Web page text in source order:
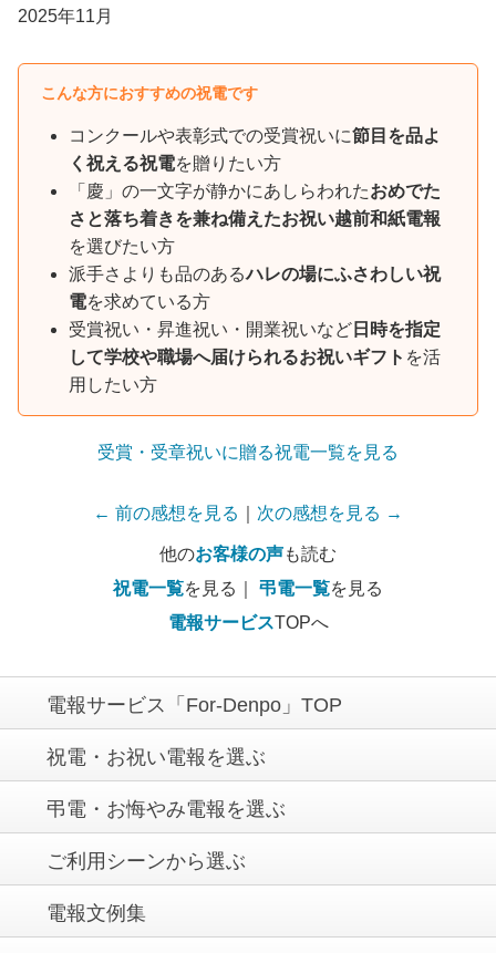
2025年11月
こんな方におすすめの祝電です
コンクールや表彰式での受賞祝いに節目を品よ
く祝える祝電を贈りたい方
「慶」の一文字が静かにあしらわれたおめでた
さと落ち着きを兼ね備えたお祝い越前和紙電報
を選びたい方
派手さよりも品のあるハレの場にふさわしい祝
電を求めている方
受賞祝い・昇進祝い・開業祝いなど 日時を指定
して学校や職場へ届けられるお祝いギフト を活
用したい方
受賞・受章祝いに贈る祝電一覧を見る
← 前の感想を見る 次の感想を見る →
他のお客様の声も読む
祝電一覧を見る｜ 弔電一覧を見る
電報サービスTOPへ
電報サービス「For-Denpo」TOP
祝電・お祝い電報を選ぶ
弔電・お悔やみ電報を選ぶ
ご利用シーンから選ぶ
電報文例集